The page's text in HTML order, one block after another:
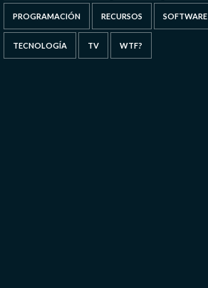
PROGRAMACIÓN RECURSOS SOFTWARE
TECNOLOGÍA TV WTF?